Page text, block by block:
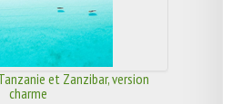
et Zanzibar, version
charme